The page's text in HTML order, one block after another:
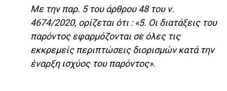
Με την παρ. 5 του άρθρου 48 του ν.
4674/2020, ορίζεται ότι : «5. Οι διατάξεις του
παρόντος εφαρμόζονται σε όλες τις
εκκρεμείς περιπτώσεις διορισμών κατά την
έναρξη ισχύος του παρόντος».